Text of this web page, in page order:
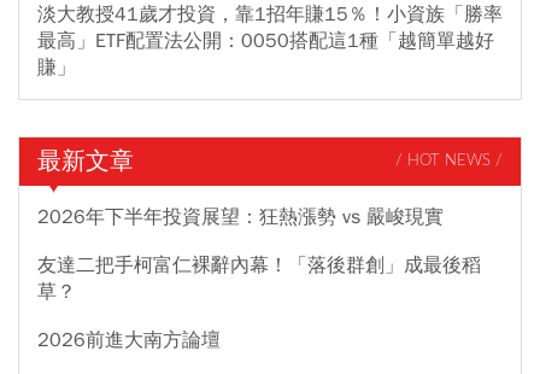
淡大教授41歲才投資，靠1招年賺15％！小資族「勝率
最高」ETF配置法公開：0050搭配這1種「越簡單越好
賺」
最新文章 / HOT NEWS /
2026年下半年投資展望：狂熱漲勢 vs 嚴峻現實
友達二把手柯富仁裸辭內幕！「落後群創」成最後稻
草？
2026前進大南方論壇